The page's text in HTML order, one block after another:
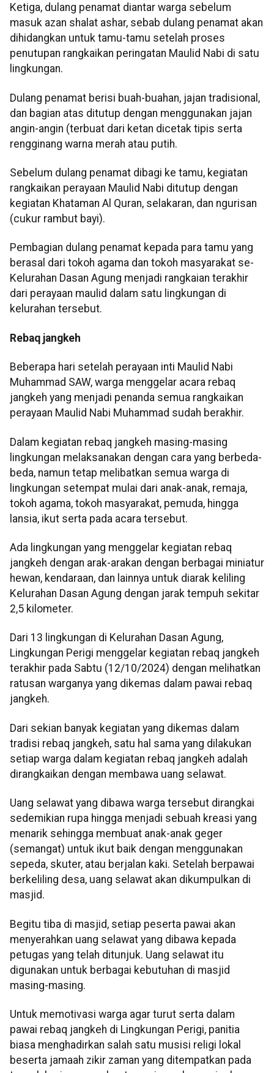
Ketiga, dulang penamat diantar warga sebelum
masuk azan shalat ashar, sebab dulang penamat akan
dihidangkan untuk tamu-tamu setelah proses
penutupan rangkaikan peringatan Maulid Nabi di satu
lingkungan.
Dulang penamat berisi buah-buahan, jajan tradisional,
dan bagian atas ditutup dengan menggunakan jajan
angin-angin (terbuat dari ketan dicetak tipis serta
rengginang warna merah atau putih.
Sebelum dulang penamat dibagi ke tamu, kegiatan
rangkaikan perayaan Maulid Nabi ditutup dengan
kegiatan Khataman Al Quran, selakaran, dan ngurisan
(cukur rambut bayi).
Pembagian dulang penamat kepada para tamu yang
berasal dari tokoh agama dan tokoh masyarakat se-
Kelurahan Dasan Agung menjadi rangkaian terakhir
dari perayaan maulid dalam satu lingkungan di
kelurahan tersebut.
Rebaq jangkeh
Beberapa hari setelah perayaan inti Maulid Nabi
Muhammad SAW, warga menggelar acara rebaq
jangkeh yang menjadi penanda semua rangkaikan
perayaan Maulid Nabi Muhammad sudah berakhir.
Dalam kegiatan rebaq jangkeh masing-masing
lingkungan melaksanakan dengan cara yang berbeda-
beda, namun tetap melibatkan semua warga di
lingkungan setempat mulai dari anak-anak, remaja,
tokoh agama, tokoh masyarakat, pemuda, hingga
lansia, ikut serta pada acara tersebut.
Ada lingkungan yang menggelar kegiatan rebaq
jangkeh dengan arak-arakan dengan berbagai miniatur
hewan, kendaraan, dan lainnya untuk diarak keliling
Kelurahan Dasan Agung dengan jarak tempuh sekitar
2,5 kilometer.
Dari 13 lingkungan di Kelurahan Dasan Agung,
Lingkungan Perigi menggelar kegiatan rebaq jangkeh
terakhir pada Sabtu (12/10/2024) dengan melihatkan
ratusan warganya yang dikemas dalam pawai rebaq
jangkeh.
Dari sekian banyak kegiatan yang dikemas dalam
tradisi rebaq jangkeh, satu hal sama yang dilakukan
setiap warga dalam kegiatan rebaq jangkeh adalah
dirangkaikan dengan membawa uang selawat.
Uang selawat yang dibawa warga tersebut dirangkai
sedemikian rupa hingga menjadi sebuah kreasi yang
menarik sehingga membuat anak-anak geger
(semangat) untuk ikut baik dengan menggunakan
sepeda, skuter, atau berjalan kaki. Setelah berpawai
berkeliling desa, uang selawat akan dikumpulkan di
masjid.
Begitu tiba di masjid, setiap peserta pawai akan
menyerahkan uang selawat yang dibawa kepada
petugas yang telah ditunjuk. Uang selawat itu
digunakan untuk berbagai kebutuhan di masjid
masing-masing.
Untuk memotivasi warga agar turut serta dalam
pawai rebaq jangkeh di Lingkungan Perigi, panitia
biasa menghadirkan salah satu musisi religi lokal
beserta jamaah zikir zaman yang ditempatkan pada